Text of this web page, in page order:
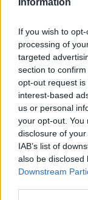
Information
If you wish to
processing of
targeted
section to
opt-out request
interest-based
us or personal
your opt-out. You
disclosure of
IAB’s list of
also be disclosed
Downstream
Στο
του πυροσβέστη